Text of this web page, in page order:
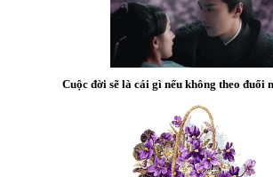
Cuộc đời sẽ là cái gì nếu không theo đuổi